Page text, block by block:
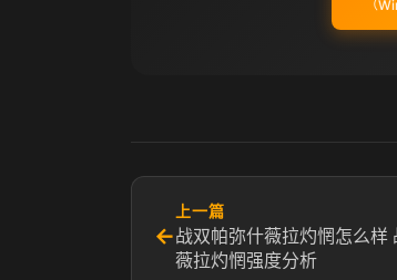
（
←
上一篇
战双帕弥什薇拉灼惘怎么样
薇拉灼惘强度分析